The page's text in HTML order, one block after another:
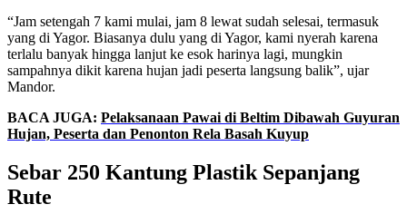
“Jam setengah 7 kami mulai, jam 8 lewat sudah selesai, termasuk
yang di Yagor. Biasanya dulu yang di Yagor, kami nyerah karena
terlalu banyak hingga lanjut ke esok harinya lagi, mungkin
sampahnya dikit karena hujan jadi peserta langsung balik”, ujar
Mandor.
BACA JUGA: Pelaksanaan Pawai di Beltim Dibawah Guyuran
Hujan, Peserta dan Penonton Rela Basah Kuyup
Sebar 250 Kantung Plastik Sepanjang
Rute